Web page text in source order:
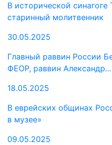
В исторической
старинный молитвенник
30.05.2025
Главный раввин России
ФЕОР, раввин Александр...
18.05.2025
В еврейских общинах
в музее»
09.05.2025